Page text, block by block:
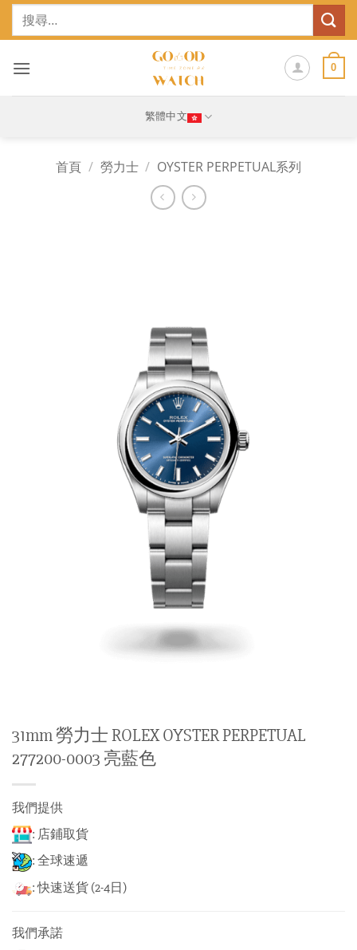
Skip
鍵
0
繁體中文
首頁 / 勞力士 / OYSTER PERPETUAL系列
31mm 勞力士 ROLEX OYSTER PERPETUAL
277200-0003 亮藍色
我們提供
: 店鋪取貨
: 全球速遞
: 快速送貨 (2-4日)
我們承諾